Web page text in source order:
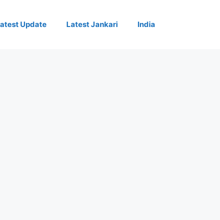
Update Latest Jankari India